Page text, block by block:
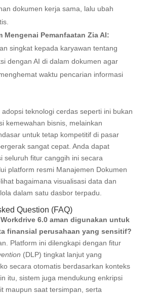
dokumen kerja sama, lalu ubah
Mengenai Pemanfaatan Zia AI:
singkat kepada karyawan tentang
dengan AI di dalam dokumen agar
waktu pencarian informasi
teknologi cerdas seperti ini bukan
kemewahan bisnis, melainkan
untuk tetap kompetitif di pasar
sangat cepat. Anda dapat
seluruh fitur canggih ini secara
platform resmi Manajemen Dokumen
bagaimana visualisasi data dan
dalam satu dasbor terpadu.
Question (FAQ)
6.0 aman digunakan untuk
finansial perusahaan yang sensitif?
Platform ini dilengkapi dengan fitur
(DLP) tingkat lanjut yang
secara otomatis berdasarkan konteks
itu, sistem juga mendukung enkripsi
maupun saat tersimpan, serta